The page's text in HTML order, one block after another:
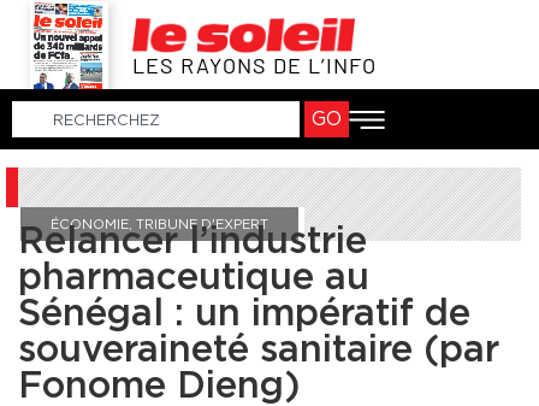
LES RAYONS DE L’INFO
GO
ÉCONOMIE, TRIBUNE D'EXPERT
Relancer l’industrie
pharmaceutique au
Sénégal : un impératif de
souveraineté sanitaire (par
Fonome Dieng)